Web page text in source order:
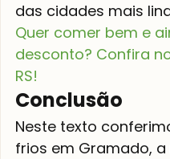
das cidades mais
Quer comer bem e
desconto? Confira
RS!
Conclusão
Neste texto
frios em Gramado,